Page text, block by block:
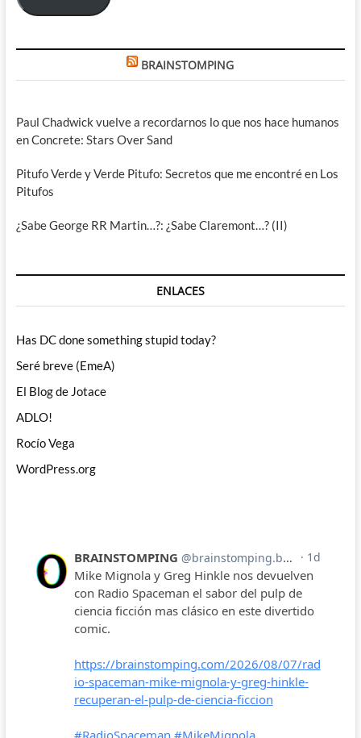
BRAINSTOMPING
Paul Chadwick vuelve a recordarnos lo que nos hace humanos
en Concrete: Stars Over Sand
Pitufo Verde y Verde Pitufo: Secretos que me encontré en Los
Pitufos
¿Sabe George RR Martin…?: ¿Sabe Claremont…? (II)
ENLACES
Has DC done something stupid today?
Seré breve (EmeA)
El Blog de Jotace
ADLO!
Rocío Vega
WordPress.org